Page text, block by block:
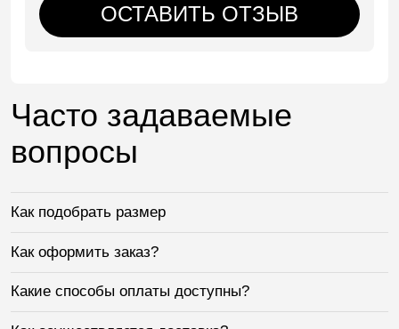
ОСТАВИТЬ ОТЗЫВ
Часто задаваемые
вопросы
Как подобрать размер
Как оформить заказ?
Какие способы оплаты доступны?